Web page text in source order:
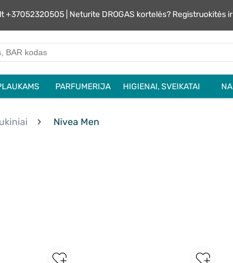
| Neturite DROGAS kortelės? Registruokitės
PARFUMERIJA HIGIENAI, SVEIKATAI
Nivea Men